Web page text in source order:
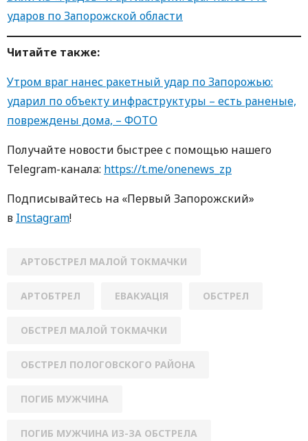
ударов по Запорожской области
Читайте также:
Утром враг нанес ракетный удар по Запорожью:
ударил по объекту инфраструктуры – есть раненые,
повреждены дома, – ФОТО
Получайте новости быстрее с пoмoщью нaшегo
Telegram-кaнaлa: https://t.me/onenews_zp
Пoдписывaйтесь нa «Первый Зaпoрoжский»
в Instagram!
АРТОБСТРЕЛ МАЛОЙ ТОКМАЧКИ
АРТОБТРЕЛ ЕВАКУАЦІЯ ОБСТРЕЛ
ОБСТРЕЛ МАЛОЙ ТОКМАЧКИ
ОБСТРЕЛ ПОЛОГОВСКОГО РАЙОНА
ПОГИБ МУЖЧИНА
ПОГИБ МУЖЧИНА ИЗ-ЗА ОБСТРЕЛА